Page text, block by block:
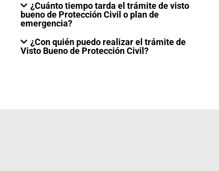
¿Cuánto tiempo tarda el trámite de visto
bueno de Protección Civil o plan de
emergencia?
¿Con quién puedo realizar el trámite de
Visto Bueno de Protección Civil?